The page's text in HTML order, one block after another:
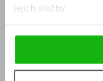
jejich služby.
Jak nakoupit
KONTAKTY